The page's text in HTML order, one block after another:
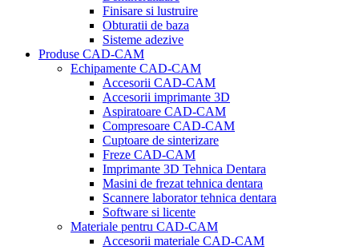
Finisare si lustruire
Obturatii de baza
Sisteme adezive
Produse CAD-CAM
Echipamente CAD-CAM
Accesorii CAD-CAM
Accesorii imprimante 3D
Aspiratoare CAD-CAM
Compresoare CAD-CAM
Cuptoare de sinterizare
Freze CAD-CAM
Imprimante 3D Tehnica Dentara
Masini de frezat tehnica dentara
Scannere laborator tehnica dentara
Software si licente
Materiale pentru CAD-CAM
Accesorii materiale CAD-CAM